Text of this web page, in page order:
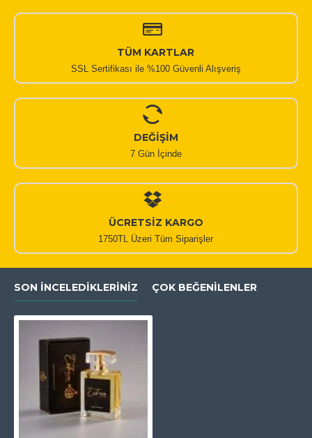
TÜM KARTLAR
SSL Sertifikası ile %100 Güvenli Alışveriş
DEĞİŞİM
7 Gün İçinde
ÜCRETSİZ KARGO
1750TL Üzeri Tüm Siparişler
SON İNCELEDIKLERINIZ ÇOK BEĞENILENLER